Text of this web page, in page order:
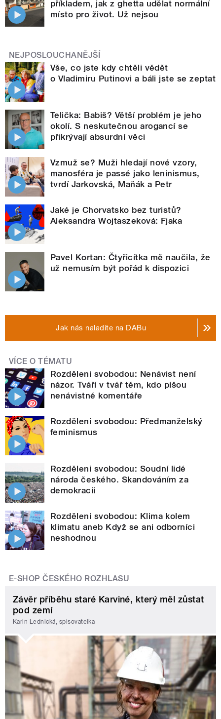
příkladem, jak z ghetta udělat normální
místo pro život. Už nejsou
NEJPOSLOUCHANĚJŠÍ
Vše, co jste kdy chtěli vědět
o Vladimiru Putinovi a báli jste se zeptat
Telička: Babiš? Větší problém je jeho
okolí. S neskutečnou arogancí se
přikrývají absurdní věci
Vzmuž se? Muži hledají nové vzory,
manosféra je passé jako leninismus,
tvrdí Jarkovská, Maňák a Petr
Jaké je Chorvatsko bez turistů?
Aleksandra Wojtaszeková: Fjaka
Pavel Kortan: Čtyřicítka mě naučila, že
už nemusím být pořád k dispozici
Jak nás naladíte na DABu
VÍCE O TÉMATU
Rozděleni svobodou: Nenávist není
názor. Tváří v tvář těm, kdo píšou
nenávistné komentáře
Rozděleni svobodou: Předmanželský
feminismus
Rozděleni svobodou: Soudní lidé
národa českého. Skandováním za
demokracii
Rozděleni svobodou: Klima kolem
klimatu aneb Když se ani odborníci
neshodnou
E-SHOP ČESKÉHO ROZHLASU
Závěr příběhu staré Karviné, který měl zůstat
pod zemí
Karin Lednická, spisovatelka